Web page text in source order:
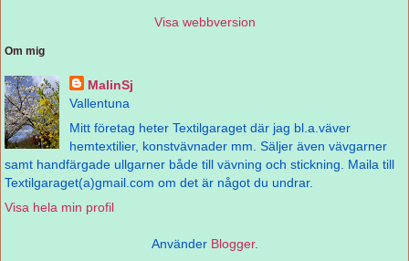
Visa webbversion
Om mig
MalinSj
Vallentuna
Mitt företag heter Textilgaraget där jag bl.a.väver
hemtextilier, konstvävnader mm. Säljer även vävgarner
samt handfärgade ullgarner både till vävning och stickning. Maila till
Textilgaraget(a)gmail.com om det är något du undrar.
Visa hela min profil
Använder Blogger.